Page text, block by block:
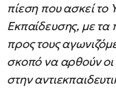
πίεση που ασκεί το
Εκπαίδευσης, με τα
προς τους
σκοπό να αρθούν οι
στην